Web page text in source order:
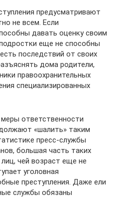
предусматривают
не всем. Если
давать оценку своим
еще не способны
последствий от своих
дома родители,
правоохранительных
специализированных
ответственности
«шалить» таким
пресс-службы
большая часть таких
чей возраст еще не
уголовная
преступления. Даже ели
службы обязаны